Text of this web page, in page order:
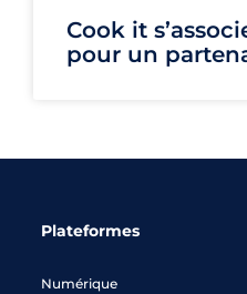
Cook it
pour un
Plateformes
Numérique